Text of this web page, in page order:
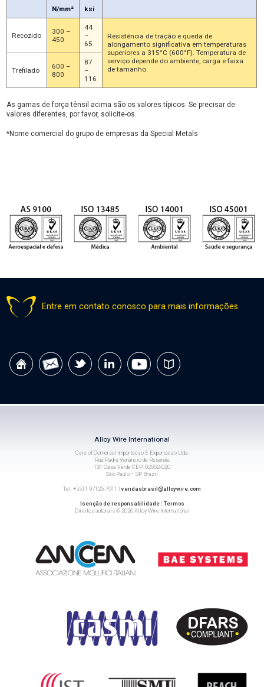
N/mm²
ksi
Recozido
300 –
450
44
–
65
Resistência de tração e queda de
alongamento significativa em temperaturas
superiores a 315°C (600°F). Temperatura de
serviço depende do ambiente, carga e faixa
de tamanho.
Trefilado
600 –
800
87
–
116
As gamas de força tênsil acima são os valores típicos. Se precisar de
valores diferentes, por favor, solicite-os.
*Nome comercial do grupo de empresas da Special Metals
Entre em contato conosco para mais informações
Alloy Wire International
Care of Comersul Importacao E Exportacao Ltda.
Rua Padre Venâncio de Resende,
131 Casa Verde CEP: 02552-020
São Paulo – SP Brazil
Tel: +5511 97125-7911 |vendasbrasil@alloywire.com
Isenção de responsabilidade|Termos
Direitos autorais © 2026 Alloy Wire International